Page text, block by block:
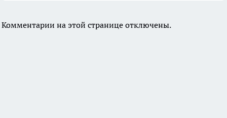
Комментарии на этой странице отключены.